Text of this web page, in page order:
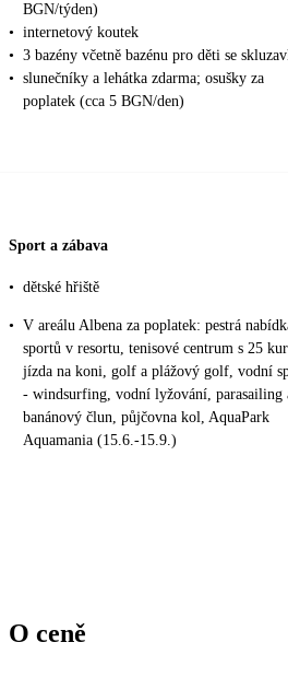
BGN/týden)
• internetový koutek
• 3 bazény včetně bazénu pro děti se
• slunečníky a lehátka zdarma; osušky za
poplatek (cca 5 BGN/den)
Sport a zábava
• dětské hřiště
• V areálu Albena za poplatek: pestrá
sportů v resortu, tenisové centrum s 25
jízda na koni, golf a plážový golf, vodní
- windsurfing, vodní lyžování, parasailing
banánový člun, půjčovna kol, AquaPark
Aquamania (15.6.-15.9.)
O ceně